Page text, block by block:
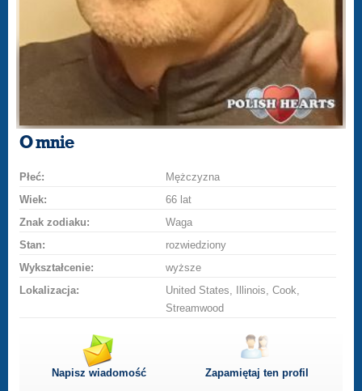
O mnie
Płeć:
Mężczyzna
Wiek:
66 lat
Znak zodiaku:
Waga
Stan:
rozwiedziony
Wykształcenie:
wyższe
Lokalizacja:
United States, Illinois, Cook,
Streamwood
Napisz wiadomość Zapamiętaj ten profil